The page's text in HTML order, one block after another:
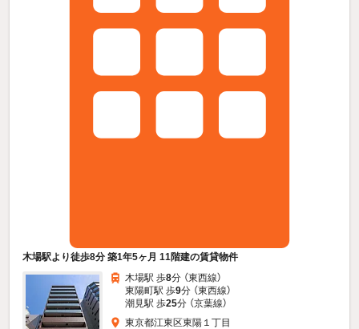
木場駅より徒歩8分 築1年5ヶ月 11階建の賃貸物件
木場駅 歩8分 （東西線）
東陽町駅 歩9分 （東西線）
潮見駅 歩25分 （京葉線）
東京都江東区東陽１丁目